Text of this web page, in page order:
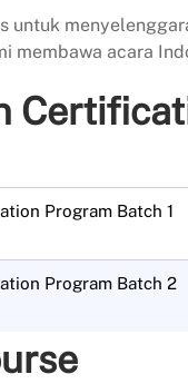
untuk
membawa acara
Program Batch 1
Program Batch 2